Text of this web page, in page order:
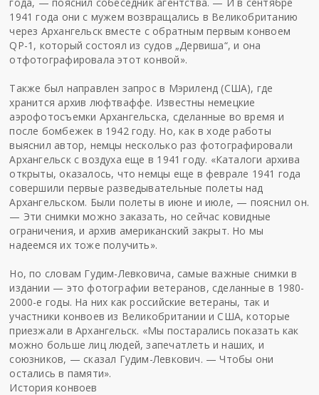
1941 года они с мужем возвращались в Великобританию
через Архангельск вместе с обратным первым конвоем
QP-1, который состоял из судов „Дервиша“, и она
отфотографировала этот конвой».
Также был направлен запрос в Мэриленд (США), где
хранится архив люфтваффе. Известны немецкие
аэрофотосъемки Архангельска, сделанные во время и
после бомбежек в 1942 году. Но, как в ходе работы
выяснил автор, немцы несколько раз фотографировали
Архангельск с воздуха еще в 1941 году. «Каталоги архива
открыты, оказалось, что немцы еще в феврале 1941 года
совершили первые разведывательные полеты над
Архангельском. Были полеты в июне и июле, — пояснил он.
— Эти снимки можно заказать, но сейчас ковидные
ограничения, и архив американский закрыт. Но мы
надеемся их тоже получить».
Но, по словам Гудим-Левковича, самые важные снимки в
издании — это фотографии ветеранов, сделанные в 1980-
2000-е годы. На них как российские ветераны, так и
участники конвоев из Великобритании и США, которые
приезжали в Архангельск. «Мы постарались показать как
можно больше лиц людей, запечатлеть и наших, и
союзников, — сказал Гудим-Левкович. — Чтобы они
остались в памяти».
История конвоев